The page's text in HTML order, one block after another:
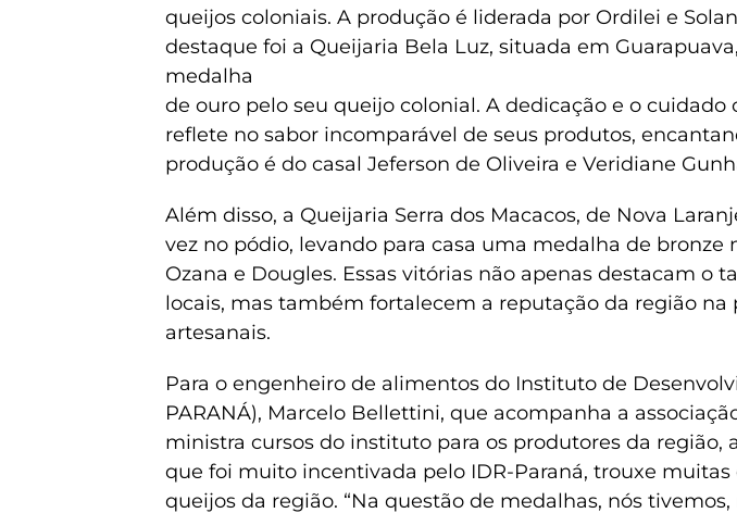
queijos coloniais. A produção é liderada por Ordilei e
destaque foi a Queijaria Bela Luz, situada em
medalha
de ouro pelo seu queijo colonial. A dedicação e o cuidado
reflete no sabor incomparável de seus produtos,
produção é do casal Jeferson de Oliveira e Veridiane
Além disso, a Queijaria Serra dos Macacos, de Nova
vez no pódio, levando para casa uma medalha de bronze
Ozana e Dougles. Essas vitórias não apenas destacam o
locais, mas também fortalecem a reputação da região na
artesanais.
Para o engenheiro de alimentos do Instituto de
PARANÁ), Marcelo Bellettini, que acompanha a
ministra cursos do instituto para os produtores da região,
que foi muito incentivada pelo IDR-Paraná, trouxe muitas
queijos da região. “Na questão de medalhas, nós